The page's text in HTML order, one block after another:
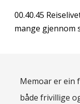
00.40.45
mange gjennom
Memoar er ein
både frivillige